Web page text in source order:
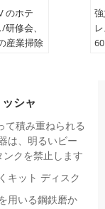
のホテ
修会、
産業掃除
シャ
て積み重ねられる
は、明るいビー
クを禁止します
キット ディスク
用いる鋼鉄磨か